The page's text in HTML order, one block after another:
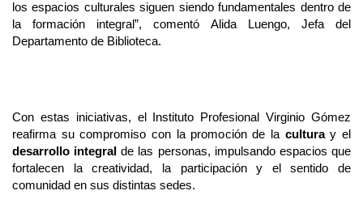
los espacios culturales siguen siendo fundamentales dentro de
la formación integral”, comentó Alida Luengo, Jefa del
Departamento de Biblioteca.
Con estas iniciativas, el Instituto Profesional Virginio Gómez
reafirma su compromiso con la promoción de la cultura
desarrollo integral de las personas, impulsando espacios que
fortalecen la creatividad, la participación y el sentido de
comunidad en sus distintas sedes.